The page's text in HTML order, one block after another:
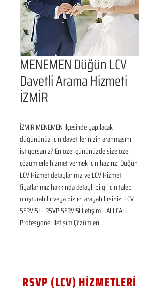
MENEMEN Düğün LCV
Davetli Arama Hizmeti
İZMİR
İZMİR MENEMEN İlçesinde yapılacak
düğününüz için davetlilerinizin aranmasını
istiyorsanız? En özel gününüzde size özel
çözümlerle hizmet vermek için hazırız. Düğün
LCV Hizmet detaylarımız ve LCV Hizmet
fiyatlarımız hakkında detaylı bilgi için talep
oluşturabilir veya bizleri arayabilirsiniz. LCV
SERVİSİ - RSVP SERVİSİ İletişim - ALLCALL
Profesyonel İletişim Çözümleri
RSVP (LCV) HİZMETLERİ